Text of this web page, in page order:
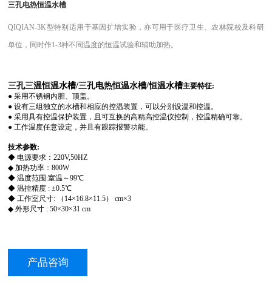
三孔电热恒温水槽
QIQIAN-3K型特别适用于基因扩增实验，亦可用于医疗卫生、农林院校及科研
单位，同时作1-3种不同温度的恒温试验和辅助加热。
三孔三温恒温水槽/三孔电热恒温水槽/恒温水槽主要特征:
●采用不锈钢内胆、顶盖。
● 设有三组独立的水槽和相应的控温装置，可以分别设温和控温。
● 采用具有控温保护装置，且可互换的高精高控温仪控制，控温精确可靠。
● 工作温度任意设定，并且有跟踪报警功能。
技术参数:
◆电源要求：220V,50HZ
◆ 加热功率：800W
◆温度范围:室温～99℃
◆温控精度 : ±0.5℃
◆ 工作室尺寸: （14×16.8×11.5） cm×3
◆ 外形尺寸 : 50×30×31 cm
产品咨询